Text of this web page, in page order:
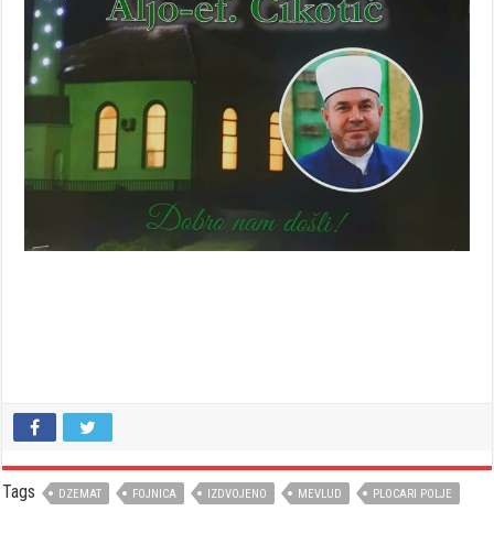
Tags DZEMAT FOJNICA IZDVOJENO MEVLUD PLOCARI POLJE